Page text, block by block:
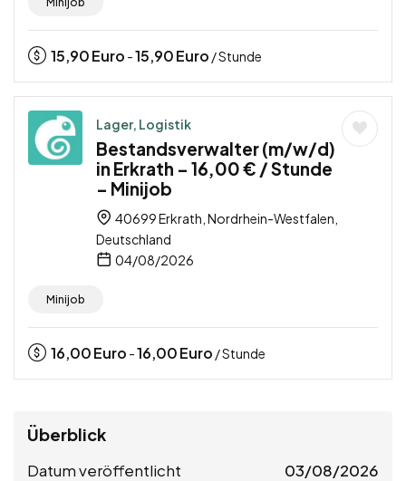
15,90Euro -15,90Euro / Stunde
Lager, Logistik
Bestandsverwalter (m/w/d)
in Erkrath – 16,00 € / Stunde
– Minijob
40699 Erkrath, Nordrhein-Westfalen,
Deutschland
04/08/2026
Minijob
16,00Euro -16,00Euro / Stunde
Überblick
Datum veröffentlicht 03/08/2026